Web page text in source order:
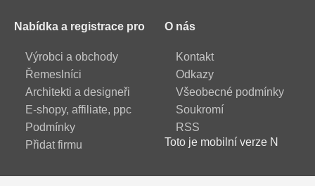
Nabídka a registrace pro
Výrobci a obchody
Řemeslníci
Architekti a designeři
E-shopy, affiliate, ppc
Podmínky
Přidat firmu
O nás
Kontakt
Odkazy
Všeobecné podmínky
Soukromí
RSS
Toto je mobilní verze N